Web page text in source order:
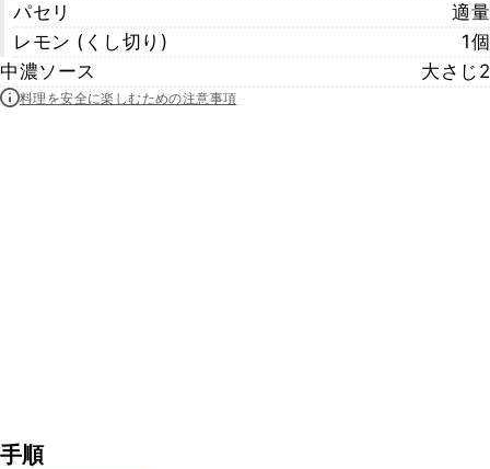
パセリ
適量
レモン (くし切り)
1個
中濃ソース
大さじ2
料理を安全に楽しむための注意事項
手順